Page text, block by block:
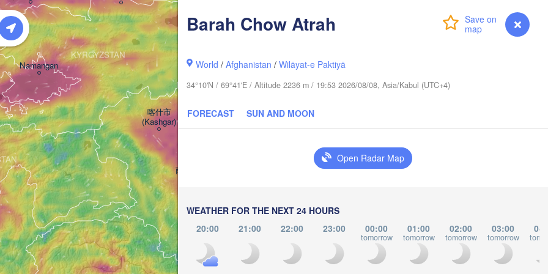
Login myVentusky Forecast
Barah Chow Atrah
World /Afghanistan /Wilāyat-e Paktiyā
34°10'N / 69°41'E / Altitude 2236 m / 19:53 2026/08/08, Asia/Kabul (UTC+4)
FORECAST SUN AND MOON
Open Radar Map
WEATHER FOR THE NEXT 24 HOURS
20:00
21:00 22:00 23:00 00:00
tomorrow
01:00
tomorrow
02:00
tomorrow
03:00
tomorrow
Namangan
KYRGYZSTAN
喀什市
(Kashgar)
萨依巴格乡
(Aksu)
库尔勒市
(Hotan)